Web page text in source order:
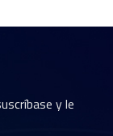
y le